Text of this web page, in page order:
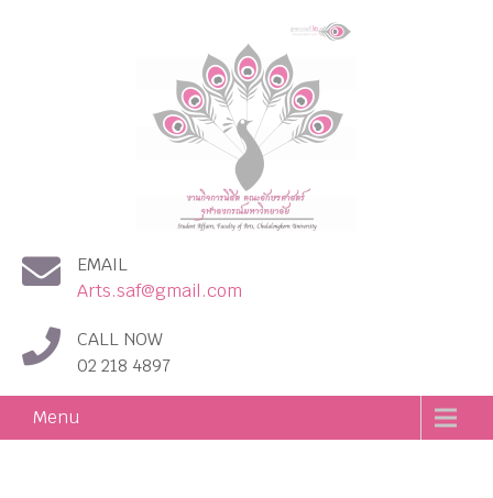
งานกิจการนิสิต คณะอักษร
ศาสตร์ จุฬาลงกรณ์
มหาวิทยาลัย
EMAIL
Arts.saf@gmail.com
CALL NOW
02 218 4897
Menu